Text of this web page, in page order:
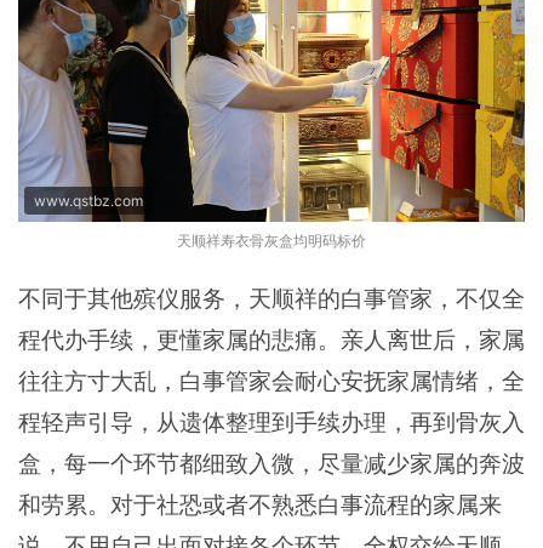
天顺祥寿衣骨灰盒均明码标价
www.qstbz.com
不同于其他殡仪服务，天顺祥的白事管家，不仅全
程代办手续，更懂家属的悲痛。亲人离世后，家属
往往方寸大乱，白事管家会耐心安抚家属情绪，全
程轻声引导，从遗体整理到手续办理，再到骨灰入
盒，每一个环节都细致入微，尽量减少家属的奔波
和劳累。对于社恐或者不熟悉白事流程的家属来